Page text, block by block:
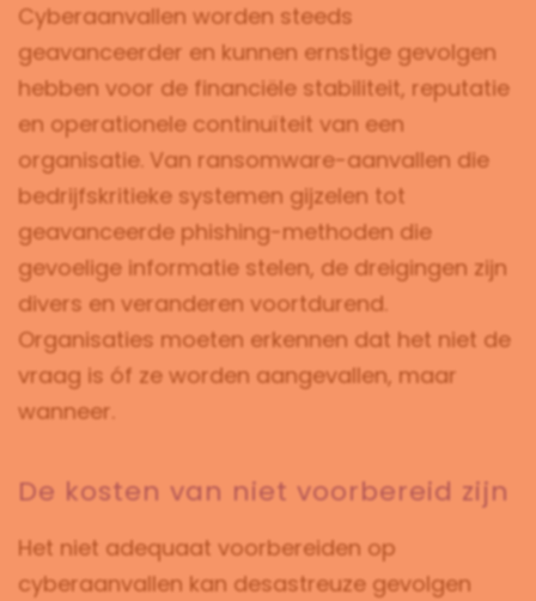
Cyberaanvallen worden steeds
geavanceerder en kunnen ernstige gevolgen
hebben voor de financiële stabiliteit, reputatie
en operationele continuïteit van een
organisatie. Van ransomware-aanvallen die
bedrijfskritieke systemen gijzelen tot
geavanceerde phishing-methoden die
gevoelige informatie stelen, de dreigingen zijn
divers en veranderen voortdurend.
Organisaties moeten erkennen dat het niet de
vraag is óf ze worden aangevallen, maar
wanneer.
De kosten van niet voorbereid zijn
Het niet adequaat voorbereiden op
cyberaanvallen kan desastreuze gevolgen